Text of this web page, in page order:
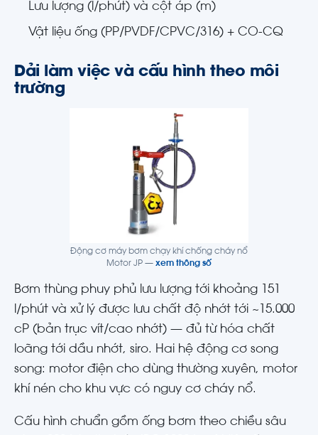
Lưu lượng (l/phút) và cột áp (m)
Vật liệu ống (PP/PVDF/CPVC/316) + CO-CQ
Dải làm việc và cấu hình theo môi
trường
Động cơ máy bơm chạy khí chống cháy nổ
Motor JP — xem thông số
Bơm thùng phuy phủ lưu lượng tới khoảng 151
l/phút và xử lý được lưu chất độ nhớt tới ~15.000
cP (bản trục vít/cao nhớt) — đủ từ hóa chất
loãng tới dầu nhớt, siro. Hai hệ động cơ song
song: motor điện cho dùng thường xuyên, motor
khí nén cho khu vực có nguy cơ cháy nổ.
Cấu hình chuẩn gồm ống bơm theo chiều sâu